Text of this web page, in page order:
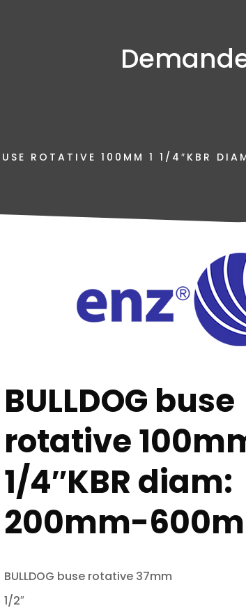
ROTATIVE 100MM 1 1/4″KBR
BULLDOG buse
rotative
1/4″KBR diam:
200mm-
BULLDOG buse rotative 37mm
1/2″